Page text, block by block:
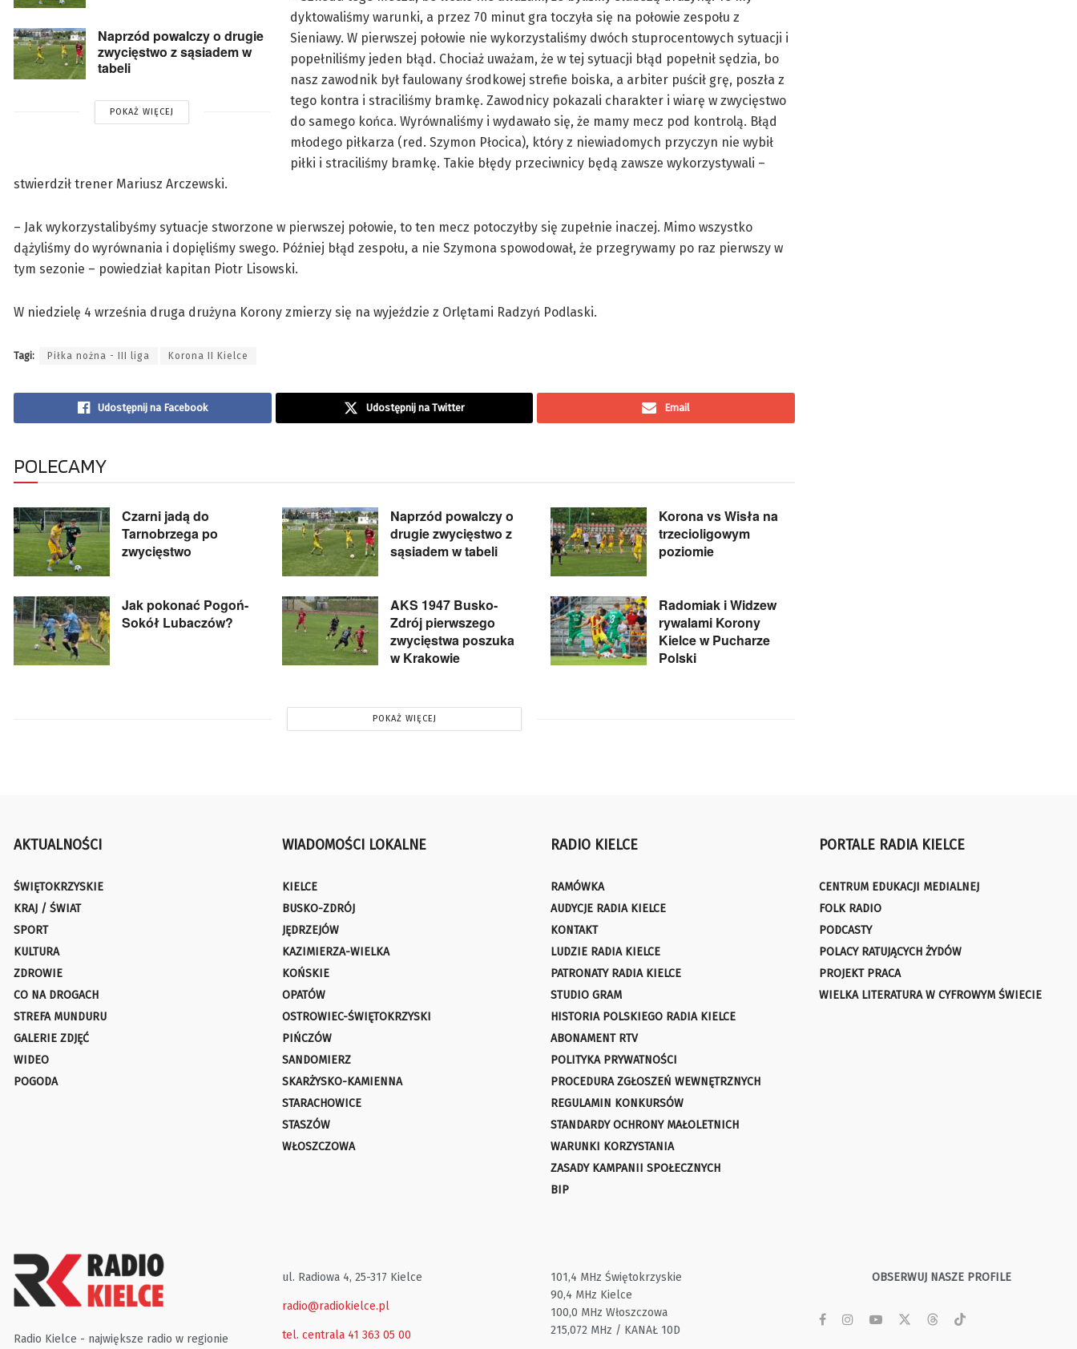
Naprzód powalczy o drugie
zwycięstwo z sąsiadem w
tabeli
POKAŻ WIĘCEJ
dyktowaliśmy warunki, a przez 70 minut gra toczyła się na połowie zespołu z
Sieniawy. W pierwszej połowie nie wykorzystaliśmy dwóch stuprocentowych sytuacji i
popełniliśmy jeden błąd. Chociaż uważam, że w tej sytuacji błąd popełnił sędzia, bo
nasz zawodnik był faulowany środkowej strefie boiska, a arbiter puścił grę, poszła z
tego kontra i straciliśmy bramkę. Zawodnicy pokazali charakter i wiarę w zwycięstwo
do samego końca. Wyrównaliśmy i wydawało się, że mamy mecz pod kontrolą. Błąd
młodego piłkarza (red. Szymon Płocica), który z niewiadomych przyczyn nie wybił
piłki i straciliśmy bramkę. Takie błędy przeciwnicy będą zawsze wykorzystywali –
stwierdził trener Mariusz Arczewski.
– Jak wykorzystalibyśmy sytuacje stworzone w pierwszej połowie, to ten mecz potoczyłby się zupełnie inaczej. Mimo wszystko
dążyliśmy do wyrównania i dopięliśmy swego. Później błąd zespołu, a nie Szymona spowodował, że przegrywamy po raz pierwszy w
tym sezonie – powiedział kapitan Piotr Lisowski.
W niedzielę 4 września druga drużyna Korony zmierzy się na wyjeździe z Orlętami Radzyń Podlaski.
Tagi: Piłka nożna - III liga Korona II Kielce
Udostępnij na Facebook Udostępnij na Twitter Email
POLECAMY
Czarni jadą do
Tarnobrzega po
zwycięstwo
Naprzód powalczy o
drugie zwycięstwo z
sąsiadem w tabeli
Korona vs Wisła na
trzecioligowym
poziomie
Jak pokonać Pogoń-
Sokół Lubaczów?
AKS 1947 Busko-
Zdrój pierwszego
zwycięstwa poszuka
w Krakowie
Radomiak i Widzew
rywalami Korony
Kielce w Pucharze
Polski
POKAŻ WIĘCEJ
AKTUALNOŚCI
ŚWIĘTOKRZYSKIE
KRAJ / ŚWIAT
SPORT
KULTURA
ZDROWIE
CO NA DROGACH
STREFA MUNDURU
GALERIE ZDJĘĆ
WIDEO
POGODA
WIADOMOŚCI LOKALNE
KIELCE
BUSKO-ZDRÓJ
JĘDRZEJÓW
KAZIMIERZA-WIELKA
KOŃSKIE
OPATÓW
OSTROWIEC-ŚWIĘTOKRZYSKI
PIŃCZÓW
SANDOMIERZ
SKARŻYSKO-KAMIENNA
STARACHOWICE
STASZÓW
WŁOSZCZOWA
RADIO KIELCE
RAMÓWKA
AUDYCJE RADIA KIELCE
KONTAKT
LUDZIE RADIA KIELCE
PATRONATY RADIA KIELCE
STUDIO GRAM
HISTORIA POLSKIEGO RADIA KIELCE
ABONAMENT RTV
POLITYKA PRYWATNOŚCI
PROCEDURA ZGŁOSZEŃ WEWNĘTRZNYCH
REGULAMIN KONKURSÓW
STANDARDY OCHRONY MAŁOLETNICH
WARUNKI KORZYSTANIA
ZASADY KAMPANII SPOŁECZNYCH
BIP
PORTALE RADIA KIELCE
CENTRUM EDUKACJI MEDIALNEJ
FOLK RADIO
PODCASTY
POLACY RATUJĄCYCH ŻYDÓW
PROJEKT PRACA
WIELKA LITERATURA W CYFROWYM ŚWIECIE
Radio Kielce - największe radio w regionie
ul. Radiowa 4, 25-317 Kielce
radio@radiokielce.pl
tel. centrala 41 363 05 00
101,4 MHz Świętokrzyskie
90,4 MHz Kielce
100,0 MHz Włoszczowa
215,072 MHz / KANAŁ 10D
OBSERWUJ NASZE PROFILE